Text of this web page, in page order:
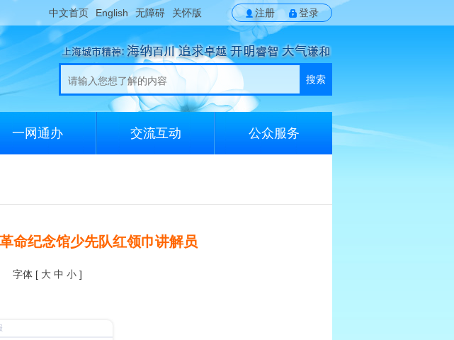
中文首页 English 无障碍 关怀版 注册 登录
搜索
一网通办 交流互动 公众服务
命纪念馆少先队红领巾讲解员
字体 [ 大 中 小 ]